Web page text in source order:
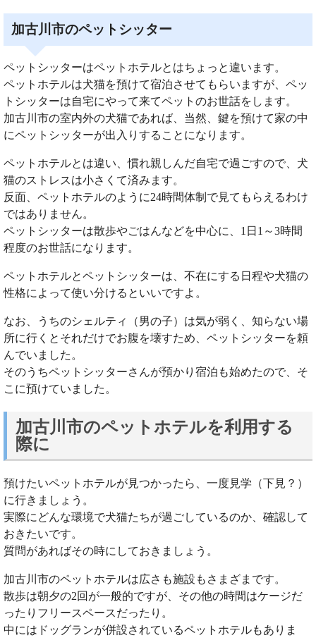
加古川市のペットシッター
ペットシッターはペットホテルとはちょっと違います。
ペットホテルは犬猫を預けて宿泊させてもらいますが、ペッ
トシッターは自宅にやって来てペットのお世話をします。
加古川市の室内外の犬猫であれば、当然、鍵を預けて家の中
にペットシッターが出入りすることになります。
ペットホテルとは違い、慣れ親しんだ自宅で過ごすので、犬
猫のストレスは小さくて済みます。
反面、ペットホテルのように24時間体制で見てもらえるわけ
ではありません。
ペットシッターは散歩やごはんなどを中心に、1日1～3時間
程度のお世話になります。
ペットホテルとペットシッターは、不在にする日程や犬猫の
性格によって使い分けるといいですよ。
なお、うちのシェルティ（男の子）は気が弱く、知らない場
所に行くとそれだけでお腹を壊すため、ペットシッターを頼
んでいました。
そのうちペットシッターさんが預かり宿泊も始めたので、そ
こに預けていました。
加古川市のペットホテルを利用する
際に
預けたいペットホテルが見つかったら、一度見学（下見？）
に行きましょう。
実際にどんな環境で犬猫たちが過ごしているのか、確認して
おきたいです。
質問があればその時にしておきましょう。
加古川市のペットホテルは広さも施設もさまざまです。
散歩は朝夕の2回が一般的ですが、その他の時間はケージだ
ったりフリースペースだったり。
中にはドッグランが併設されているペットホテルもありま